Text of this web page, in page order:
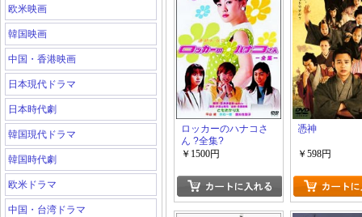
欧米映画
韓国映画
中国・香港映画
日本現代ドラマ
日本時代劇
韓国現代ドラマ
韓国時代劇
欧米ドラマ
中国・台湾ドラマ
ロッカーのハナコさ
ん ?全集?
￥1500円
憑神
￥598円